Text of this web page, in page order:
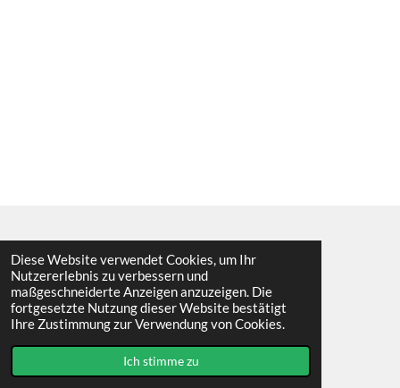
Diese Website verwendet Cookies, um Ihr
Nutzererlebnis zu verbessern und
maßgeschneiderte Anzeigen anzuzeigen. Die
fortgesetzte Nutzung dieser Website bestätigt
Ihre Zustimmung zur Verwendung von Cookies.
Ich stimme zu
I
n
s
t
a
g
a
F
a
c
e
b
o
k
Impressum
© 2023 - 2026 Cactuscorner9919